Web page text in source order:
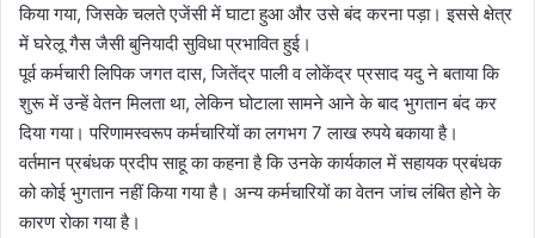
किया गया, जिसके चलते एजेंसी में घाटा हुआ और उसे बंद करना पड़ा। इससे क्षेत्र
में घरेलू गैस जैसी बुनियादी सुविधा प्रभावित हुई।
पूर्व कर्मचारी लिपिक जगत दास, जितेंद्र पाली व लोकेंद्र प्रसाद यदु ने बताया कि
शुरू में उन्हें वेतन मिलता था, लेकिन घोटाला सामने आने के बाद भुगतान बंद कर
दिया गया। परिणामस्वरूप कर्मचारियों का लगभग 7 लाख रुपये बकाया है।
वर्तमान प्रबंधक प्रदीप साहू का कहना है कि उनके कार्यकाल में सहायक प्रबंधक
को कोई भुगतान नहीं किया गया है। अन्य कर्मचारियों का वेतन जांच लंबित होने के
कारण रोका गया है।